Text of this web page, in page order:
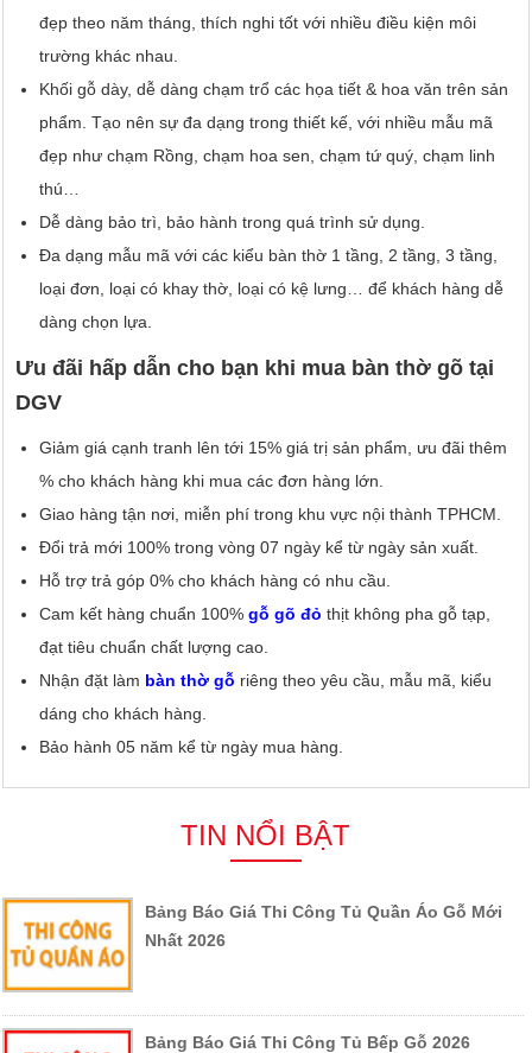
đẹp theo năm tháng, thích nghi tốt với nhiều điều kiện môi
trường khác nhau.
Khối gỗ dày, dễ dàng chạm trổ các họa tiết & hoa văn trên sản
phẩm. Tạo nên sự đa dạng trong thiết kế, với nhiều mẫu mã
đẹp như chạm Rồng, chạm hoa sen, chạm tứ quý, chạm linh
thú…
Dễ dàng bảo trì, bảo hành trong quá trình sử dụng.
Đa dạng mẫu mã với các kiểu bàn thờ 1 tầng, 2 tầng, 3 tầng,
loại đơn, loại có khay thờ, loại có kệ lưng… để khách hàng dễ
dàng chọn lựa.
Ưu đãi hấp dẫn cho bạn khi mua bàn thờ gõ tại
DGV
Giảm giá cạnh tranh lên tới 15% giá trị sản phẩm, ưu đãi thêm
% cho khách hàng khi mua các đơn hàng lớn.
Giao hàng tận nơi, miễn phí trong khu vực nội thành TPHCM.
Đổi trả mới 100% trong vòng 07 ngày kể từ ngày sản xuất.
Hỗ trợ trả góp 0% cho khách hàng có nhu cầu.
Cam kết hàng chuẩn 100%gỗ gõ đỏ thịt không pha gỗ tạp,
đạt tiêu chuẩn chất lượng cao.
Nhận đặt làm bàn thờ gỗ riêng theo yêu cầu, mẫu mã, kiểu
dáng cho khách hàng.
Bảo hành 05 năm kể từ ngày mua hàng.
TIN NỔI BẬT
Bảng Báo Giá Thi Công Tủ Quần Áo Gỗ Mới
Nhất 2026
Bảng Báo Giá Thi Công Tủ Bếp Gỗ 2026